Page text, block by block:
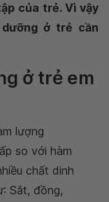
của trẻ. Vì vậy
ở trẻ cần
ở trẻ em
lượng
so với hàm
chất dinh
Sắt, đồng,